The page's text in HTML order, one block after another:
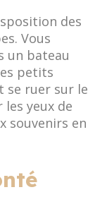
des
Vous
un bateau
petits
se ruer sur le
yeux de
souvenirs en